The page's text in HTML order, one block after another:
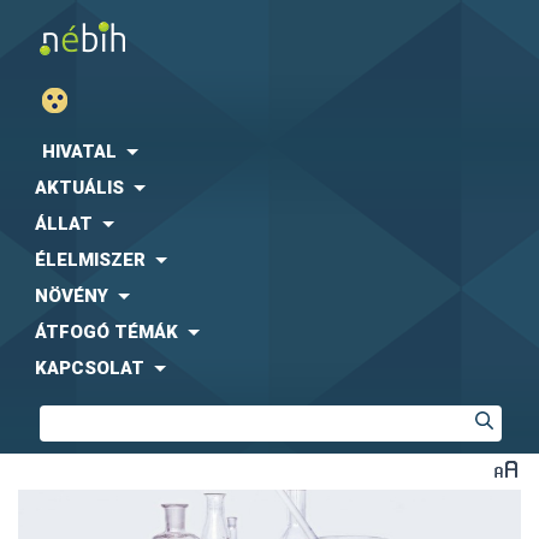
HIVATAL
AKTUÁLIS
ÁLLAT
ÉLELMISZER
NÖVÉNY
ÁTFOGÓ TÉMÁK
KAPCSOLAT